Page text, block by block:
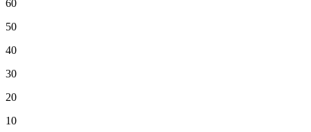
60
50
40
30
20
10